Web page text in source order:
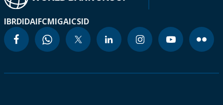
IBRDIDAIFCMIGAICSID